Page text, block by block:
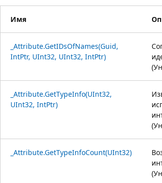
Имя
_Attribute.GetIDsOfNames(Guid,
IntPtr, UInt32, UInt32, IntPtr)
_Attribute.GetTypeInfo(UInt32,
UInt32, IntPtr)
_Attribute.GetTypeInfoCount(UInt32)